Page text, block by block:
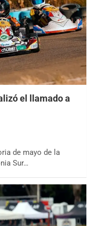
el llamado a
de mayo de la
Sur…